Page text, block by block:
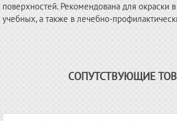
поверхностей. Рекомендована для окраски
учебных, а также в лечебно-
СОПУТСТВУЮЩИЕ